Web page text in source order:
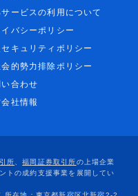
ービスの利用について
イバシーポリシー
キュリティポリシー
会的勢力排除ポリシー
い合わせ
社情報